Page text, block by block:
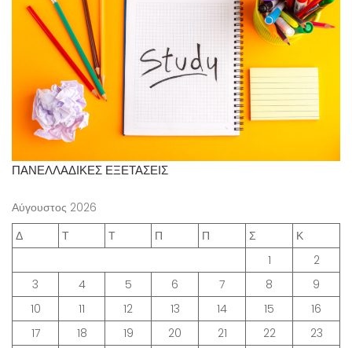
ΠΑΝΕΛΛΑΔΙΚΕΣ ΕΞΕΤΑΣΕΙΣ
Αύγουστος 2026
Δ
Τ Τ Π Π Σ
Κ
1
2
3
4 5 6 7 8
9
10
11 12 13 14 15
16
17
18 19 20 21 22
23